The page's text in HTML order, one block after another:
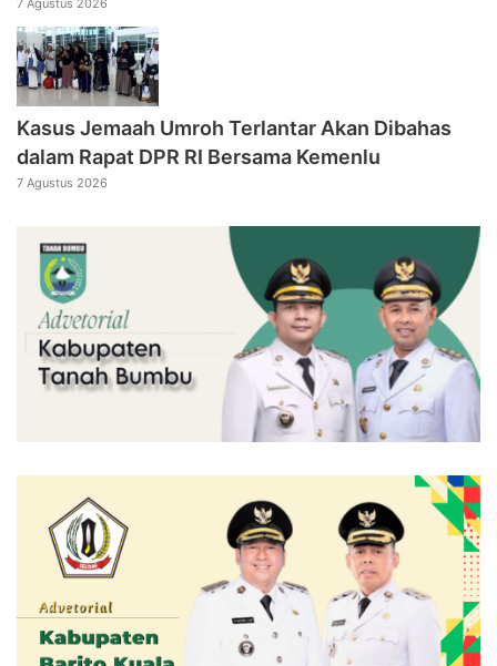
7 Agustus 2026
Kasus Jemaah Umroh Terlantar Akan Dibahas
dalam Rapat DPR RI Bersama Kemenlu
7 Agustus 2026